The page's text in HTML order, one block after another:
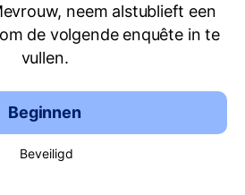
neem alstublieft een
de volgende enquête in te
vullen.
Beginnen
Beveiligd